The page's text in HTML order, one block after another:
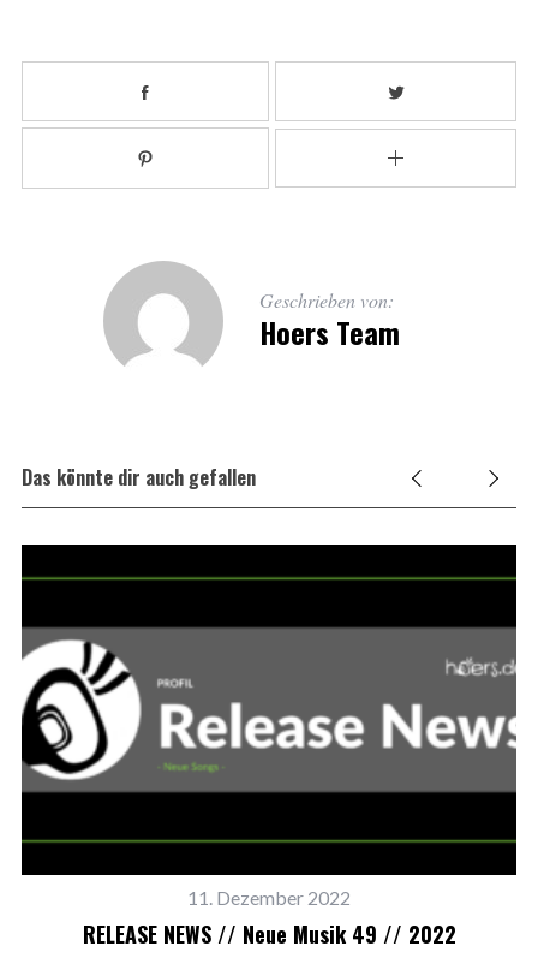
Geschrieben von:
Hoers Team
Das könnte dir auch gefallen
11. Dezember 2022
RELEASE NEWS // Neue Musik 49 // 2022